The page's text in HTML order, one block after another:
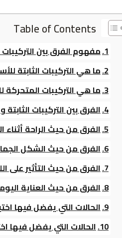
Table of Contents
مفهوم الفرق بين التركيبات
ما هي التركيبات الثابتة
ما هي التركيبات المتحركة
الفرق بين التركيبات
الفرق من حيث الراحة أثناء
الفرق من حيث الشكل
الفرق من حيث التأثير على
الفرق من حيث العناية
الحالات التي يفضل فيها
الحالات التي يفضل فيها